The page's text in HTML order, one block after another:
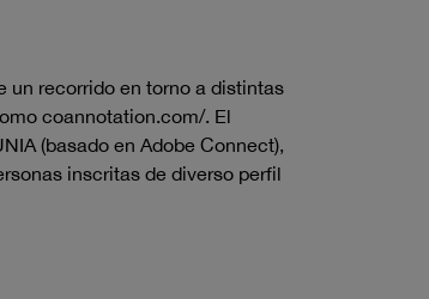
un recorrido en torno a distintas
coannotation.com/. El
(basado en Adobe Connect),
inscritas de diverso perfil